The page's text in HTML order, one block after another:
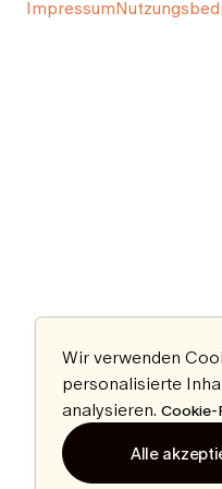
Impressum
Wir verwenden
personalisierte
analysieren. Cookie-
Alle